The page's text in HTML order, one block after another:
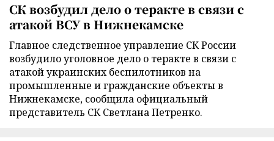
СК возбудил дело о теракте в связи с
атакой ВСУ в Нижнекамске
Главное следственное управление СК России
возбудило уголовное дело о теракте в связи с
атакой украинских беспилотников на
промышленные и гражданские объекты в
Нижнекамске, сообщила официальный
представитель СК Светлана Петренко.